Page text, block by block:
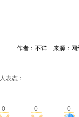
作者：不详 来源：
人表态：
0 0 0